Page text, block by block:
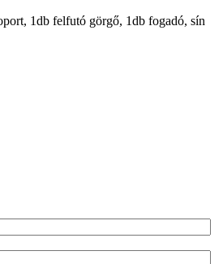
1db felfutó görgő, 1db fogadó, sín